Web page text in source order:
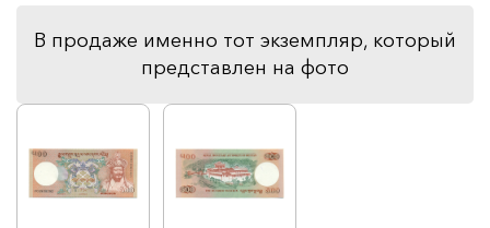
В продаже именно тот экземпляр, который
представлен на фото